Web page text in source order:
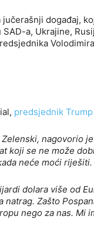
događaj,
a, Ukrajine,
predsjednik
nagovorio
koji se ne može
neće moći riješiti.
dolara više od
Zašto
nego za nas. Mi